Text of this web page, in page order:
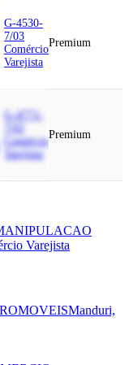
G-4530-
7/03
Comércio
Varejista
Premium
G-4771-
7/02
Comércio
Varejista
Premium
Varejista
Manduri,